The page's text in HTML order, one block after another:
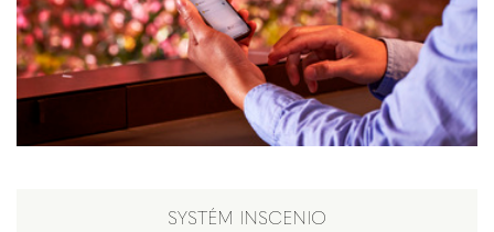
SYSTÉM INSCENIO